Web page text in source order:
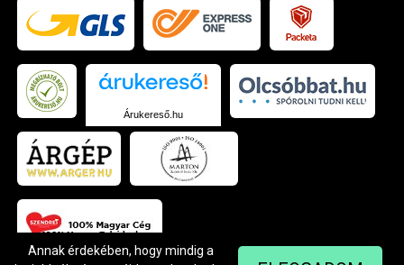
Árukereső.hu
Annak érdekében, hogy mindig a